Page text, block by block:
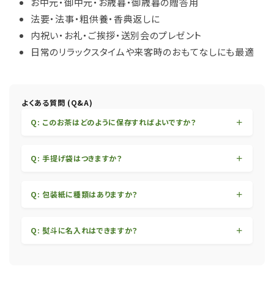
法要・法事・粗供養・香典返しに
内祝い・お礼・ご挨拶・送別会のプレゼント
日常のリラックスタイムや来客時のおもてなしにも最適
よくある質問 (Q&A)
Q: このお茶はどのように保存すればよいですか？
Q: 手提げ袋はつきますか？
Q: 包装紙に種類はありますか？
Q: 熨斗に名入れはできますか？